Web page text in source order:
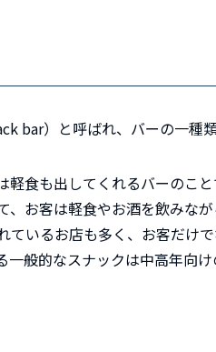
bar）と呼ばれ、バーの一種類
軽食も出してくれるバーのこ
、お客は軽食やお酒を飲みな
ているお店も多く、お客だけ
般的なスナックは中高年向